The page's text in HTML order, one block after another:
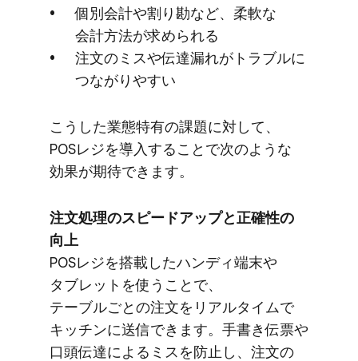
個別会計や​割り勘など、​柔軟な​
会計方​法が​求められる
注文の​ミスや​伝達漏れが​トラブルに​
つながりやすい
こうした​業態特有の​課題に​対して、​
POSレジを​導入する​ことで​次のような​
効果が​期待できます。
注文処理の​スピードアップと​正確性の​
向上
POSレジを​搭載した​ハンディ端末や​
タブレットを​使う​ことで、​
テーブルごとの​注文を​リアルタイムで​
キッチンに​送信できます。​手書き伝票や​
口頭伝達に​よる​ミスを​防止し、​注文の​